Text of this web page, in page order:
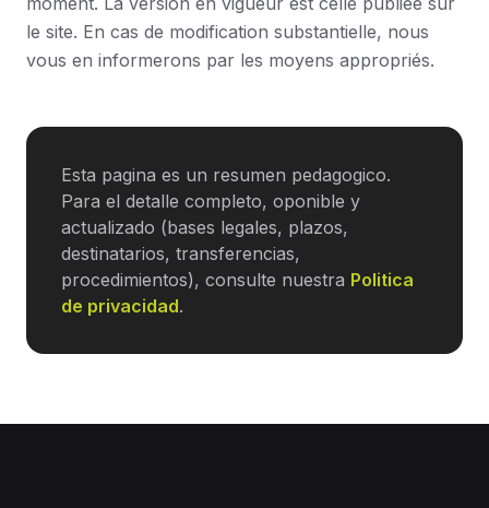
le site. En cas de modification substantielle, nous
vous en informerons par les moyens appropriés.
Esta pagina es un resumen pedagogico.
Para el detalle completo, oponible y
actualizado (bases legales, plazos,
destinatarios, transferencias,
procedimientos), consulte nuestra Politica
de privacidad.